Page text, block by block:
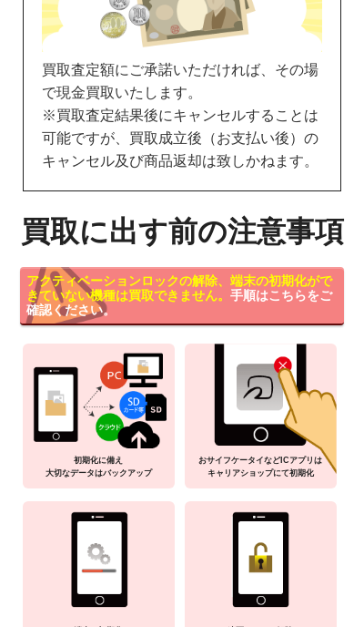
買取査定額にご承諾いただければ、その場
で現金買取いたします。
※買取査定結果後にキャンセルすることは
可能ですが、買取成立後（お支払い後）の
キャンセル及び商品返却は致しかねます。
買取に出す前の注意事項
アクティベーションロックの解除、端末の初期化がで
きていない機種は買取できません。 手順はこちらをご
確認ください。
初期化に備え
大切なデータはバックアップ
おサイフケータイなどICアプリは
キャリアショップにて初期化